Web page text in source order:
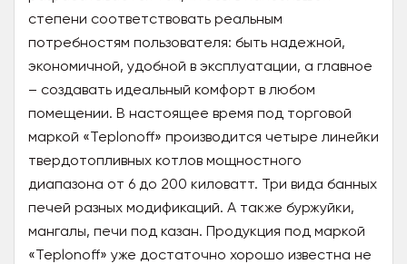
степени соответствовать реальным
потребностям пользователя: быть надежной,
экономичной, удобной в эксплуатации, а главное
– создавать идеальный комфорт в любом
помещении. В настоящее время под торговой
маркой «Teplonoff» производится четыре линейки
твердотопливных котлов мощностного
диапазона от 6 до 200 киловатт. Три вида банных
печей разных модификаций. А также буржуйки,
мангалы, печи под казан. Продукция под маркой
«Teplonoff» уже достаточно хорошо известна не